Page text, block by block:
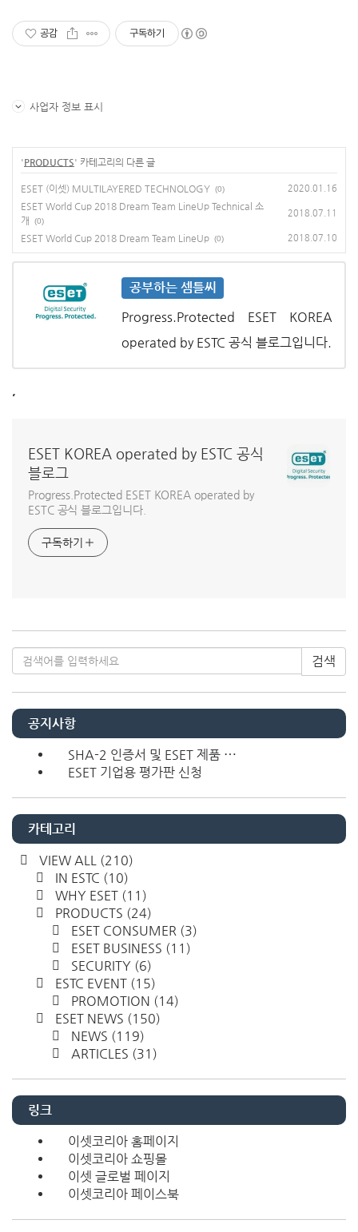
공감 구독하기
사업자 정보 표시
'PRODUCTS' 카테고리의 다른 글
ESET (이셋) MULTILAYERED TECHNOLOGY (0) 2020.01.16
ESET World Cup 2018 Dream Team LineUp Technical 소
개
(0)
2018.07.11
ESET World Cup 2018 Dream Team LineUp (0) 2018.07.10
공부하는 셈틀씨
Progress.Protected ESET KOREA
operated by ESTC 공식 블로그입니다.
ESET KOREA operated by ESTC 공식
블로그
Progress.Protected ESET KOREA operated by
ESTC 공식 블로그입니다.
구독하기
검색
공지사항
SHA-2 인증서 및 ESET 제품 ⋯
ESET 기업용 평가판 신청
카테고리
VIEW ALL (210)
IN ESTC (10)
WHY ESET (11)
PRODUCTS (24)
ESET CONSUMER (3)
ESET BUSINESS (11)
SECURITY (6)
ESTC EVENT (15)
PROMOTION (14)
ESET NEWS (150)
NEWS (119)
ARTICLES (31)
링크
이셋코리아 홈페이지
이셋코리아 쇼핑몰
이셋 글로벌 페이지
이셋코리아 페이스북